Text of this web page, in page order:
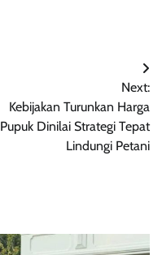
Next:
Kebijakan Turunkan Harga
Pupuk Dinilai Strategi Tepat
Lindungi Petani